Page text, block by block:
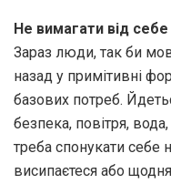
Не вимагати від себе
Зараз люди, так би
назад у примітивні
базових потреб.
безпека, повітря,
треба спонукати себе
висипаєтеся або